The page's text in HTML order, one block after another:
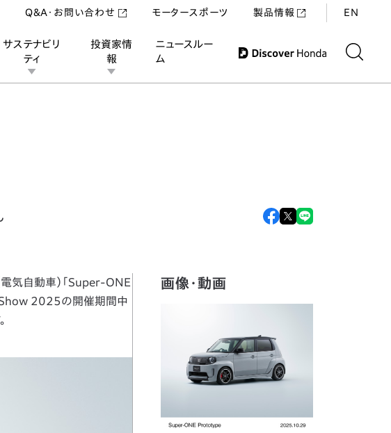
サステナビリ
ティ
投資家情
報
ニュースルー
ム
Q&A・お問い合わせ モータースポーツ 製品情報 EN
初公開
気自動車）「Super-ONE
Show 2025の開催期間中
画像・動画